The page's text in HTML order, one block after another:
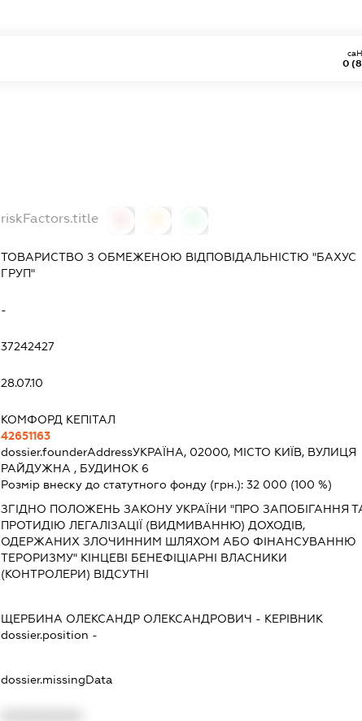
0
riskFactors.title
ТОВАРИСТВО З ОБМЕЖЕНОЮ ВІДПОВІДАЛЬНІСТЮ "БАХУС
ГРУП"
-
37242427
28.07.10
КОМФОРД КЕПІТАЛ
42651163
dossier.founderAddressУКРАЇНА, 02000, МІСТО КИЇВ, ВУЛИЦЯ
РАЙДУЖНА , БУДИНОК 6
Розмір внеску до статутного фонду (грн.): 32 000 (100 %)
ЗГІДНО ПОЛОЖЕНЬ ЗАКОНУ УКРАЇНИ "ПРО ЗАПОБІГАННЯ
ПРОТИДІЮ ЛЕГАЛІЗАЦІЇ (ВИДМИВАННЮ) ДОХОДІВ,
ОДЕРЖАНИХ ЗЛОЧИННИМ ШЛЯХОМ АБО ФІНАНСУВАННЮ
ТЕРОРИЗМУ" КІНЦЕВІ БЕНЕФІЦІАРНІ ВЛАСНИКИ
(КОНТРОЛЕРИ) ВІДСУТНІ
ЩЕРБИНА ОЛЕКСАНДР ОЛЕКСАНДРОВИЧ - КЕРІВНИК
dossier.position -
dossier.missingData